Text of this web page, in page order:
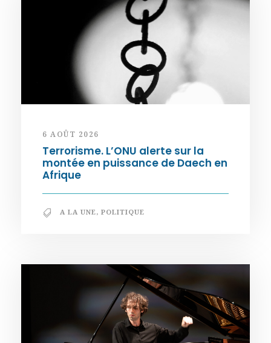
6 AOÛT 2026
Terrorisme. L’ONU alerte sur la
montée en puissance de Daech en
Afrique
A LA UNE, POLITIQUE